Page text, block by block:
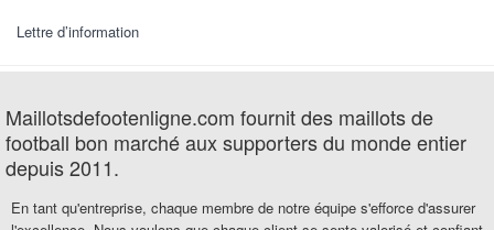
Lettre d’information
Maillotsdefootenligne.com fournit des maillots de
football bon marché aux supporters du monde entier
depuis 2011.
En tant qu'entreprise, chaque membre de notre équipe s'efforce d'assurer